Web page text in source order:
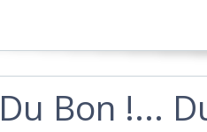
‎Du Bon !...